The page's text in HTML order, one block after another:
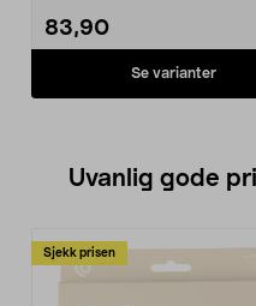
83,90
Se varianter
Uvanlig gode
Sjekk prisen